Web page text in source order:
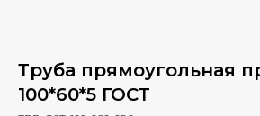
Труба прямоугольная
100*60*5 ГОСТ